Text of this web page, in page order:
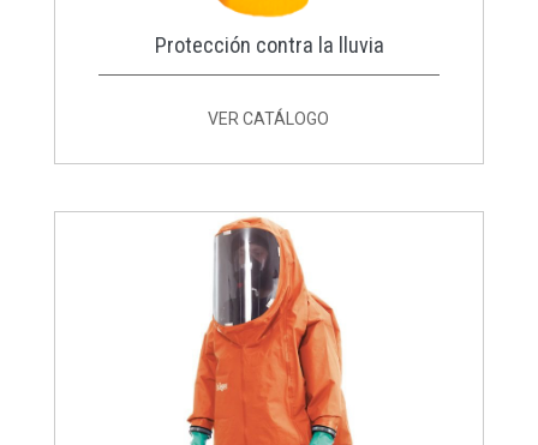
Protección contra la lluvia
VER CATÁLOGO